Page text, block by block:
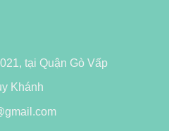
tại Quận Gò Vấp
Khánh